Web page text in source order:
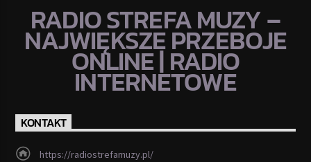
RADIO STREFA MUZY –
NAJWIĘKSZE PRZEBOJE
ONLINE | RADIO
INTERNETOWE
KONTAKT
https://radiostrefamuzy.pl/